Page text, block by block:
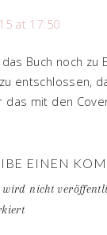
at 17:50
Buch noch zu
entschlossen,
das mit den
EINEN
wird nicht